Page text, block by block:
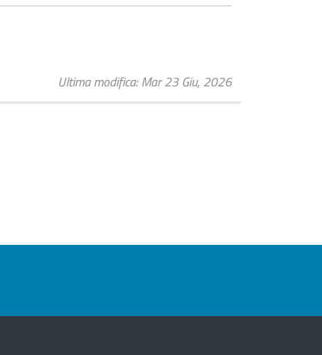
Ultima modifica Mar 23 Giu, 2026